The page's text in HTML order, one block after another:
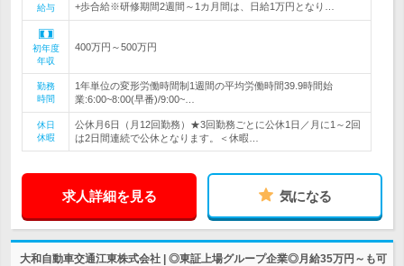
給与
+歩合給※研修期間2週間～1カ月間は、日給1万円となり…
初年度
年収
400万円～500万円
勤務
時間
1年単位の変形労働時間制1週間の平均労働時間39.9時間始
業:6:00~8:00(早番)/9:00~…
休日
休暇
公休月6日（月12回勤務）★3回勤務ごとに公休1日／月に1～2回
は2日間連続で公休となります。＜休暇…
求人詳細を見る 気になる
大和自動車交通江東株式会社 | ◎東証上場グループ企業◎月給35万円～も可